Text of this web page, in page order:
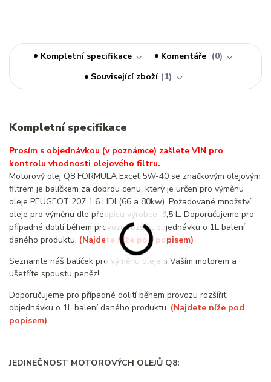
Kompletní specifikace Komentáře
0
Související zboží
1
Kompletní specifikace
Prosím s objednávkou (v poznámce) zašlete VIN pro
kontrolu vhodnosti olejového filtru.
Motorový olej Q8 FORMULA Excel 5W-40 se značkovým olejovým
filtrem je balíčkem za dobrou cenu, který je určen pro výměnu
oleje PEUGEOT 207 1.6 HDI (66 a 80kw). Požadované množství
oleje pro výměnu dle předpisu výrobce: 3,5 L. Doporučujeme pro
případné dolití během provozu rozšířit objednávku o 1L balení
daného produktu. (Najdete níže pod popisem)
Seznamte náš balíček pro výměnu oleje s Vaším motorem a
ušetříte spoustu peněz!
Doporučujeme pro případné dolití během provozu rozšířit
objednávku o 1L balení daného produktu. (Najdete níže pod
popisem)
JEDINEČNOST MOTOROVÝCH OLEJŮ Q8: